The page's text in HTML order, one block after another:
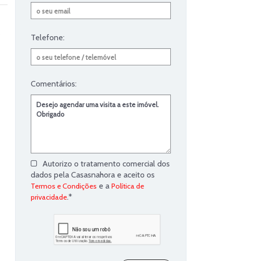
Telefone:
Comentários:
Autorizo o tratamento comercial dos
dados pela Casasnahora e aceito os
Termos e Condições e a Política de
privacidade.*